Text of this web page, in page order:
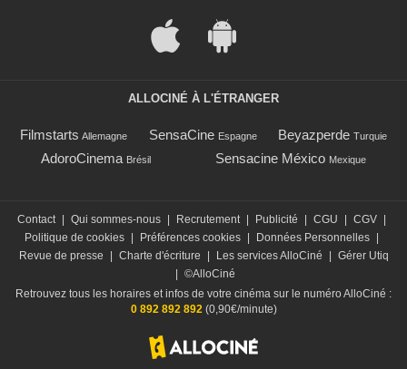
ALLOCINÉ À L'ÉTRANGER
Filmstarts Allemagne SensaCine Espagne Beyazperde Turquie
AdoroCinema Brésil Sensacine México Mexique
Contact Qui sommes-nous Recrutement Publicité CGU CGV
Politique de cookies
Préférences cookies Données Personnelles
Revue de presse
Charte d'écriture Les services AlloCiné
Gérer Utiq
©AlloCiné
Retrouvez tous les horaires et infos de votre cinéma sur le numéro AlloCiné :
0 892 892 892(0,90€/minute)